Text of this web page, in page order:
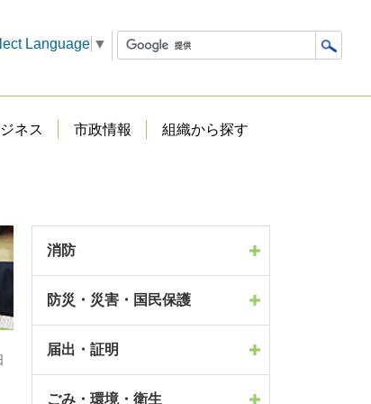
Language ▼
ネス 市政情報 組織から探す
消防
防災・災害・国民保護
届出・証明
ごみ・環境・衛生